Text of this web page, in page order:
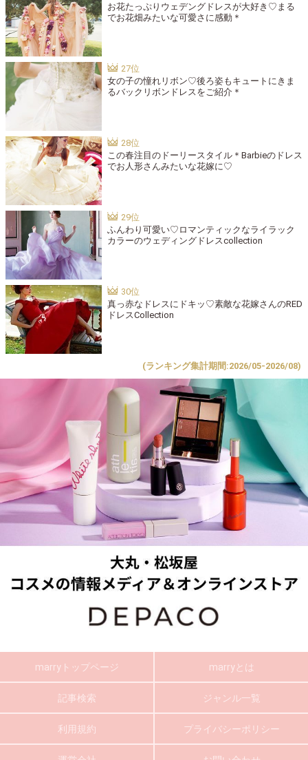
お花たっぷりウェデングドレスが大好き♡まる
でお花畑みたいな可愛さに感動＊
女の子の憧れリボン♡後ろ姿もキュートにきま
るバックリボンドレスをご紹介＊
この春注目のドーリースタイル＊Barbieのドレス
でお人形さんみたいな花嫁に♡
ふんわり可愛い♡ロマンティックなライラック
カラーのウェディングドレスcollection
真っ赤なドレスにドキッ♡素敵な花嫁さんのRED
ドレスCollection
(ランキング集計期間:2026/05-2026/08)
marryトップページ marryとは
記事検索 ジャンル一覧
利用規約 プライバシーポリシー